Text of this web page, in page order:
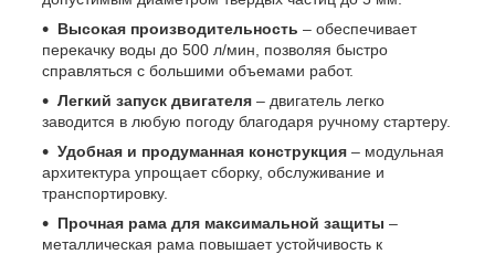
Высокая производительность – обеспечивает
перекачку воды до 500 л/мин, позволяя быстро
справляться с большими объемами работ.
Легкий запуск двигателя – двигатель легко
заводится в любую погоду благодаря ручному стартеру.
Удобная и продуманная конструкция – модульная
архитектура упрощает сборку, обслуживание и
транспортировку.
Прочная рама для максимальной защиты –
металлическая рама повышает устойчивость к